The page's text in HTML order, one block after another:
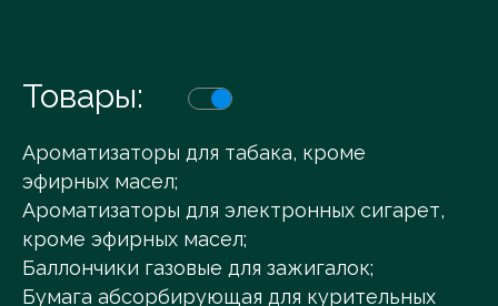
Товары:
Ароматизаторы для табака, кроме
эфирных масел;
Ароматизаторы для электронных сигарет,
кроме эфирных масел;
Баллончики газовые для зажигалок;
Бумага абсорбирующая для курительных